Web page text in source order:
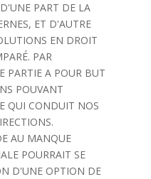
PART DE LA
ET D'AUTRE
EN DROIT
PAR
PARTIE A POUR BUT
POUVANT
QUI CONDUIT NOS
AU MANQUE
POURRAIT SE
D'UNE OPTION DE